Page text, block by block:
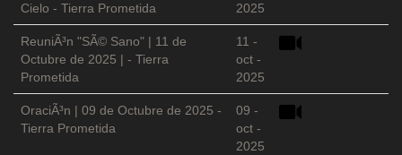
Cielo - Tierra Prometida
2025
ReuniÃ³n "SÃ© Sano" | 11 de
Octubre de 2025 | - Tierra
Prometida
11 -
oct -
2025
OraciÃ³n | 09 de Octubre de 2025 -
Tierra Prometida
09 -
oct -
2025